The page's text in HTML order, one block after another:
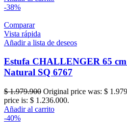
-38%
Comparar
Vista rápida
Añadir a lista de deseos
Estufa CHALLENGER 65 cm
Natural SQ 6767
$1.979.900 Original price was: $
price is: $ 1.236.000.
Añadir al carrito
-40%